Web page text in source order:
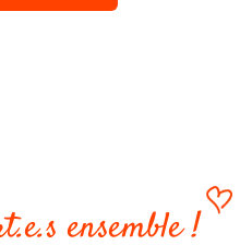
ensemble !